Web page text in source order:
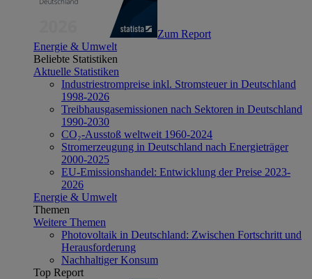
Zum Report
Energie & Umwelt
Beliebte Statistiken
Aktuelle Statistiken
Industriestrompreise inkl. Stromsteuer in Deutschland
1998-2026
Treibhausgasemissionen nach Sektoren in Deutschland
1990-2030
CO₂-Ausstoß weltweit 1960-2024
Stromerzeugung in Deutschland nach Energieträger
2000-2025
EU-Emissionshandel: Entwicklung der Preise 2023-
2026
Energie & Umwelt
Themen
Weitere Themen
Photovoltaik in Deutschland: Zwischen Fortschritt und
Herausforderung
Nachhaltiger Konsum
Top Report